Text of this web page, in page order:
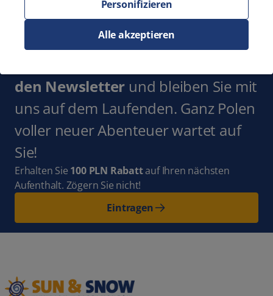
den Newsletter und bleiben Sie mit
uns auf dem Laufenden. Ganz Polen
voller neuer Abenteuer wartet auf
Sie!
Erhalten Sie 100 PLN Rabattauf Ihren nächsten
Aufenthalt. Zögern Sie nicht!
Eintragen
Personifizieren
Alle akzeptieren